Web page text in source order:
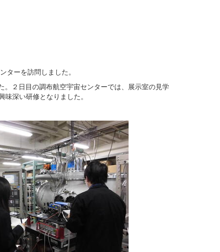
ーを訪問しました。
２日目の調布航空宇宙センターでは、展示室の見学
深い研修となりました。